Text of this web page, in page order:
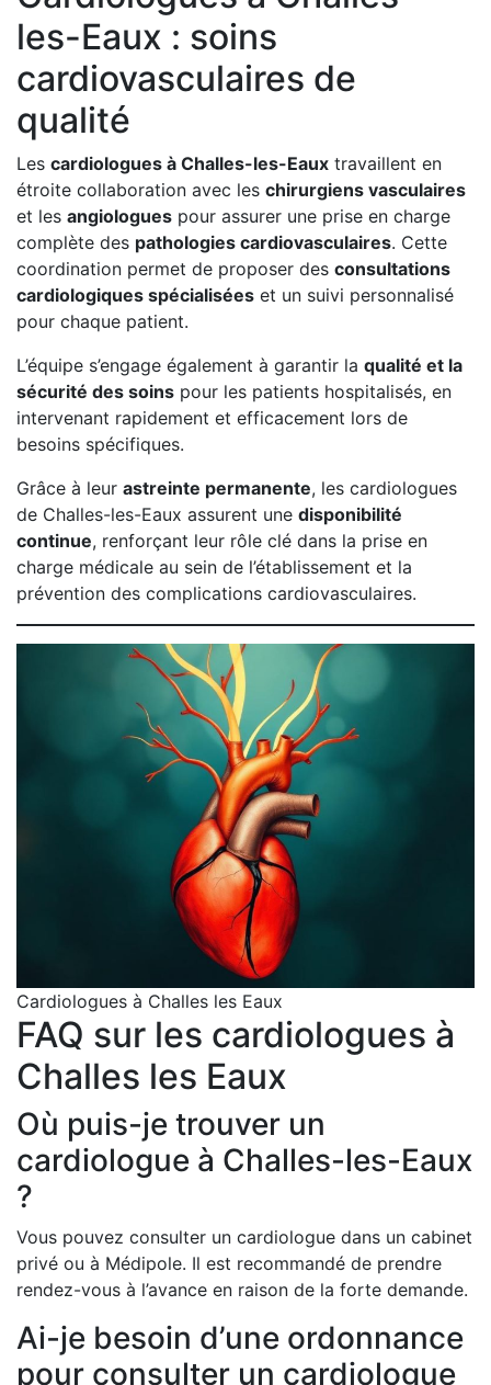
les-Eaux : soins
cardiovasculaires de
qualité
Les cardiologues à Challes-les-Eaux travaillent en
étroite collaboration avec les chirurgiens vasculaires
et les angiologues pour assurer une prise en charge
complète des pathologies cardiovasculaires. Cette
coordination permet de proposer des consultations
cardiologiques spécialisées et un suivi personnalisé
pour chaque patient.
L’équipe s’engage également à garantir la qualité et la
sécurité des soins pour les patients hospitalisés, en
intervenant rapidement et efficacement lors de
besoins spécifiques.
Grâce à leur astreinte permanente, les cardiologues
de Challes-les-Eaux assurent une disponibilité
continue, renforçant leur rôle clé dans la prise en
charge médicale au sein de l’établissement et la
prévention des complications cardiovasculaires.
Cardiologues à Challes les Eaux
FAQ sur les cardiologues à
Challes les Eaux
Où puis-je trouver un
cardiologue à Challes-les-Eaux
?
Vous pouvez consulter un cardiologue dans un cabinet
privé ou à Médipole. Il est recommandé de prendre
rendez-vous à l’avance en raison de la forte demande.
Ai-je besoin d’une ordonnance
pour consulter un cardiologue